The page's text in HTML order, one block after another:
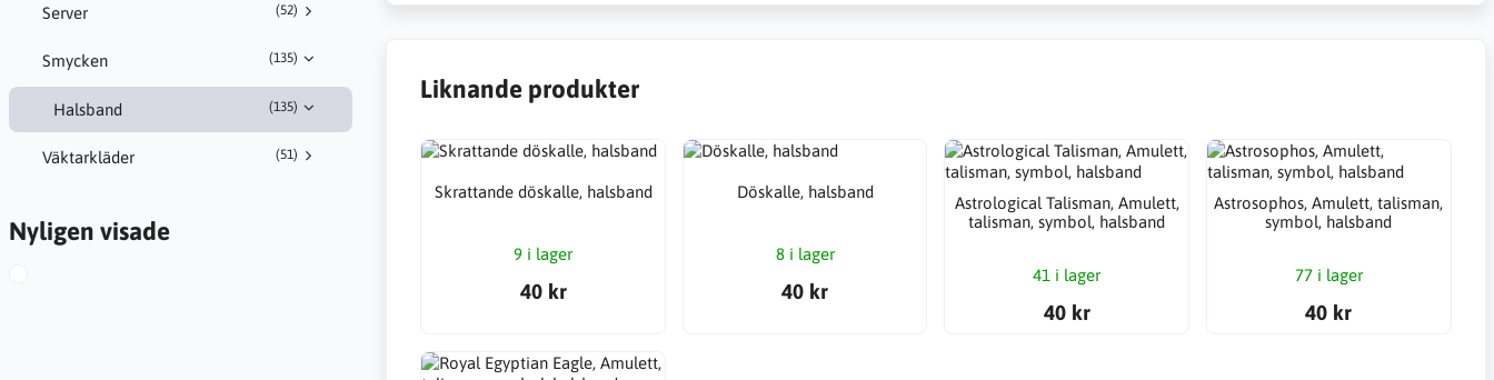
Server (52)
Smycken (135)
Halsband (135)
Väktarkläder (51)
Nyligen visade
Liknande produkter
Skrattande döskalle, halsband
9 i lager
40 kr
Döskalle, halsband
8 i lager
40 kr
Astrological Talisman, Amulett,
talisman, symbol, halsband
41 i lager
40 kr
Astrosophos, Amulett, talisman,
symbol, halsband
77 i lager
40 kr